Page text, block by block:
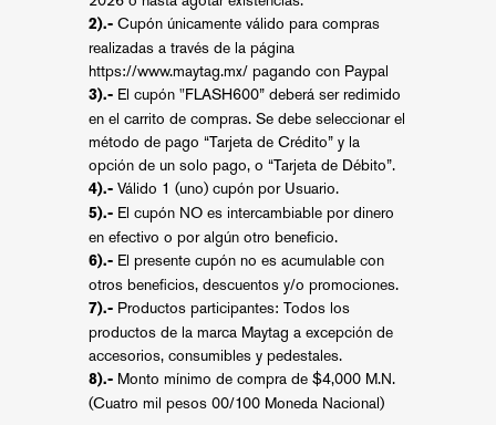
2).- Cupón únicamente válido para compras
realizadas a través de la página
https://www.maytag.mx/ pagando con Paypal
3).- El cupón "FLASH600” deberá ser redimido
en el carrito de compras. Se debe seleccionar el
método de pago “Tarjeta de Crédito” y la
opción de un solo pago, o “Tarjeta de Débito”.
4).- Válido 1 (uno) cupón por Usuario.
5).- El cupón NO es intercambiable por dinero
en efectivo o por algún otro beneficio.
6).- El presente cupón no es acumulable con
otros beneficios, descuentos y/o promociones.
7).- Productos participantes: Todos los
productos de la marca Maytag a excepción de
accesorios, consumibles y pedestales.
8).- Monto mínimo de compra de $4,000 M.N.
(Cuatro mil pesos 00/100 Moneda Nacional)